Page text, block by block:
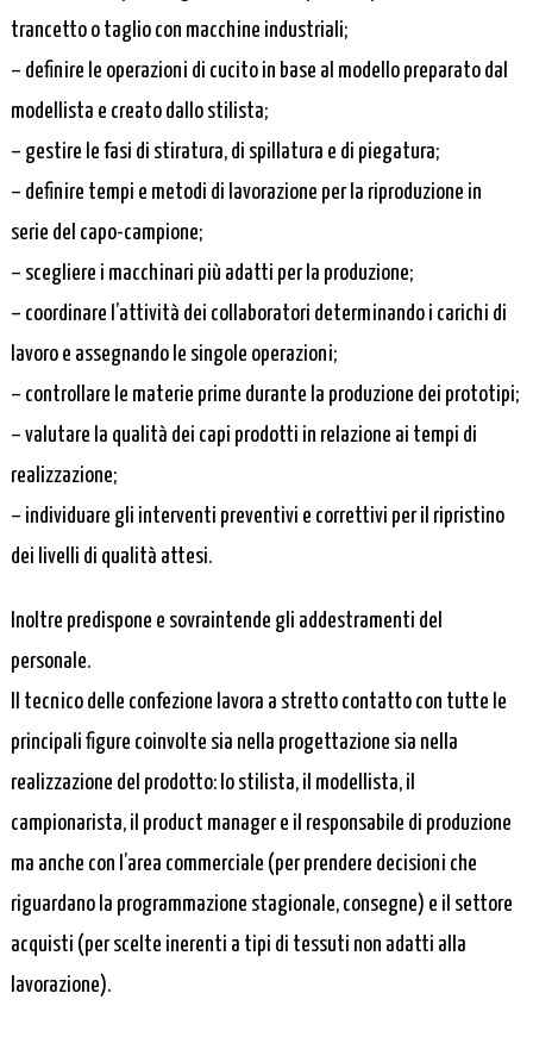
trancetto o taglio con macchine industriali;
– definire le operazioni di cucito in base al modello preparato dal
modellista e creato dallo stilista;
– gestire le fasi di stiratura, di spillatura e di piegatura;
– definire tempi e metodi di lavorazione per la riproduzione in
serie del capo-campione;
– scegliere i macchinari più adatti per la produzione;
– coordinare l’attività dei collaboratori determinando i carichi di
lavoro e assegnando le singole operazioni;
– controllare le materie prime durante la produzione dei prototipi;
– valutare la qualità dei capi prodotti in relazione ai tempi di
realizzazione;
– individuare gli interventi preventivi e correttivi per il ripristino
dei livelli di qualità attesi.
Inoltre predispone e sovraintende gli addestramenti del
personale.
Il tecnico delle confezione lavora a stretto contatto con tutte le
principali figure coinvolte sia nella progettazione sia nella
realizzazione del prodotto: lo stilista, il modellista, il
campionarista, il product manager e il responsabile di produzione
ma anche con l’area commerciale (per prendere decisioni che
riguardano la programmazione stagionale, consegne) e il settore
acquisti (per scelte inerenti a tipi di tessuti non adatti alla
lavorazione).